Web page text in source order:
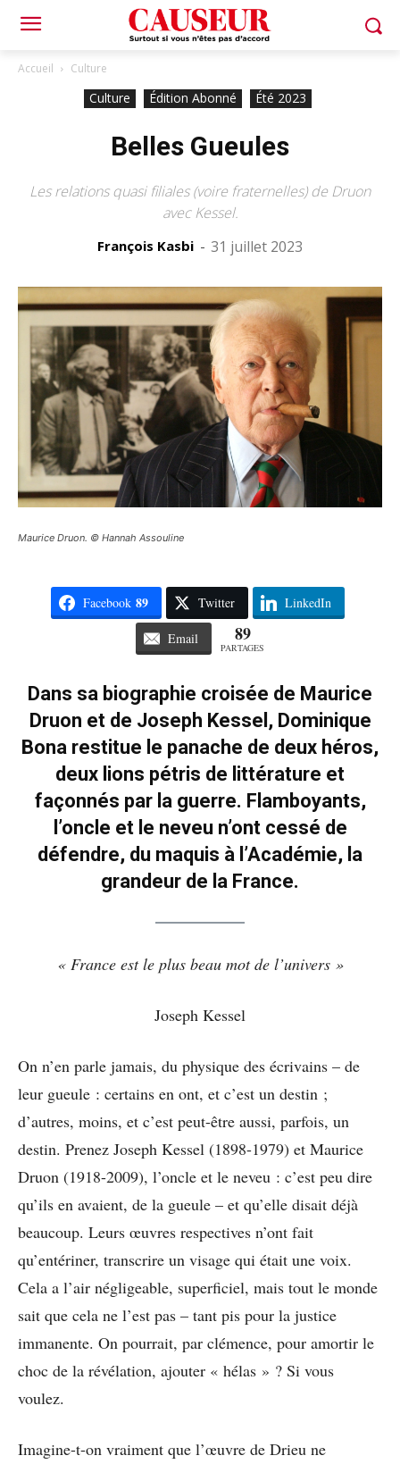
Accueil Culture
Culture Édition Abonné Été 2023
Belles Gueules
Les relations quasi filiales (voire fraternelles) de Druon
avec Kessel.
François Kasbi - 31 juillet 2023
Maurice Druon. © Hannah Assouline
Facebook 89 Twitter LinkedIn
Email 89
PARTAGES
Dans sa biographie croisée de Maurice
Druon et de Joseph Kessel, Dominique
Bona restitue le panache de deux héros,
deux lions pétris de littérature et
façonnés par la guerre. Flamboyants,
l’oncle et le neveu n’ont cessé de
défendre, du maquis à l’Académie, la
grandeur de la France.
« France est le plus beau mot de l’univers »
Joseph Kessel
On n’en parle jamais, du physique des écrivains – de
leur gueule : certains en ont, et c’est un destin ;
d’autres, moins, et c’est peut-être aussi, parfois, un
destin. Prenez Joseph Kessel (1898-1979) et Maurice
Druon (1918-2009), l’oncle et le neveu : c’est peu dire
qu’ils en avaient, de la gueule – et qu’elle disait déjà
beaucoup. Leurs œuvres respectives n’ont fait
qu’entériner, transcrire un visage qui était une voix.
Cela a l’air négligeable, superficiel, mais tout le monde
sait que cela ne l’est pas – tant pis pour la justice
immanente. On pourrait, par clémence, pour amortir le
choc de la révélation, ajouter « hélas » ? Si vous
voulez.
Imagine-t-on vraiment que l’œuvre de Drieu ne